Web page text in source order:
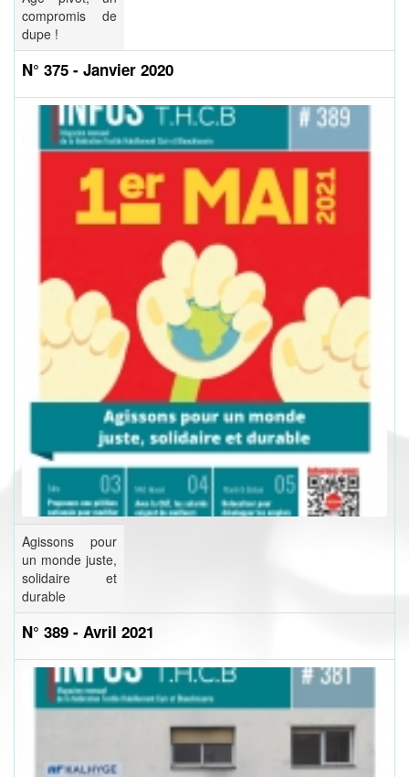
compromis de
dupe !
N° 375 - Janvier 2020
Agissons pour
un monde juste,
solidaire et
durable
N° 389 - Avril 2021